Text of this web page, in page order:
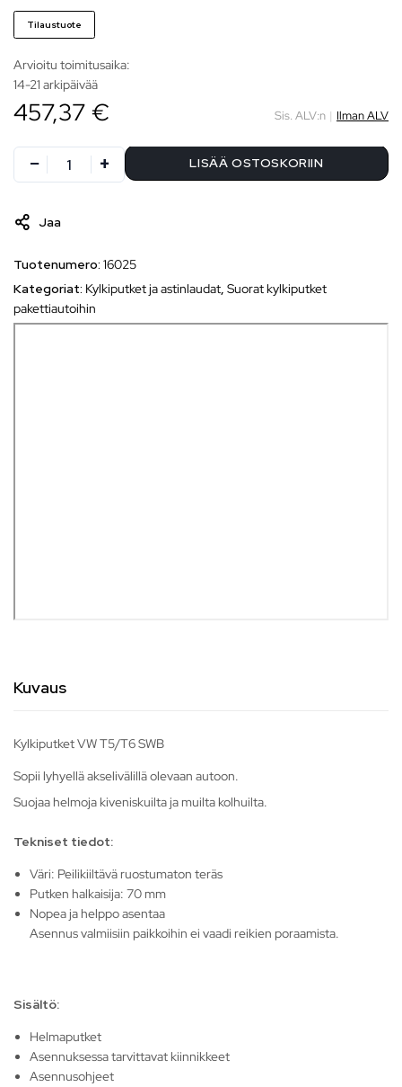
Tilaustuote
Arvioitu toimitusaika:
14-21 arkipäivää
457,37 € Sis. ALV:n | Ilman ALV
LISÄÄ OSTOSKORIIN
Jaa
Tuotenumero: 16025
Kategoriat: Kylkiputket ja astinlaudat, Suorat kylkiputket
pakettiautoihin
Kuvaus
Kylkiputket VW T5/T6 SWB
Sopii lyhyellä akselivälillä olevaan autoon.
Suojaa helmoja kiveniskuilta ja muilta kolhuilta.
Tekniset tiedot:
Väri: Peilikiiltävä ruostumaton teräs
Putken halkaisija: 70 mm
Nopea ja helppo asentaa
Asennus valmiisiin paikkoihin ei vaadi reikien poraamista.
Sisältö:
Helmaputket
Asennuksessa tarvittavat kiinnikkeet
Asennusohjeet